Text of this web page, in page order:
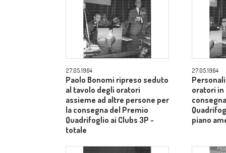
27.05.1964
Paolo Bonomi ripreso seduto
al tavolo degli oratori
assieme ad altre persone per
la consegna del Premio
Quadrifoglio ai Clubs 3P -
totale
27.05.1964
oratori in
piano